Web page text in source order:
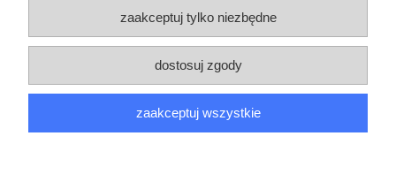
Płatności i dostawa
Informacje
O nas
zaakceptuj tylko niezbędne
dostosuj zgody
zaakceptuj wszystkie